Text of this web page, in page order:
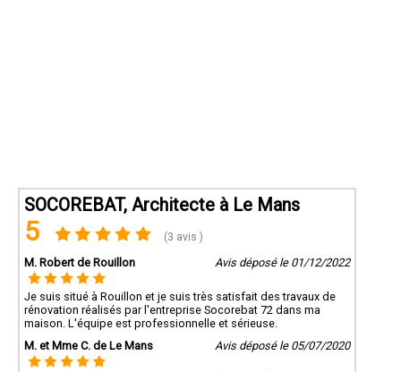
SOCOREBAT, Architecte à Le Mans
5 (3 avis )
M. Robert de Rouillon Avis déposé le 01/12/2022
Je suis situé à Rouillon et je suis très satisfait des travaux de
rénovation réalisés par l'entreprise Socorebat 72 dans ma
maison. L'équipe est professionnelle et sérieuse.
M. et Mme C. de Le Mans
Avis déposé le 05/07/2020